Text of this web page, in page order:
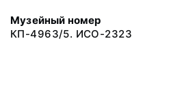
Музейный номер
КП-4963/5. ИСО-2323